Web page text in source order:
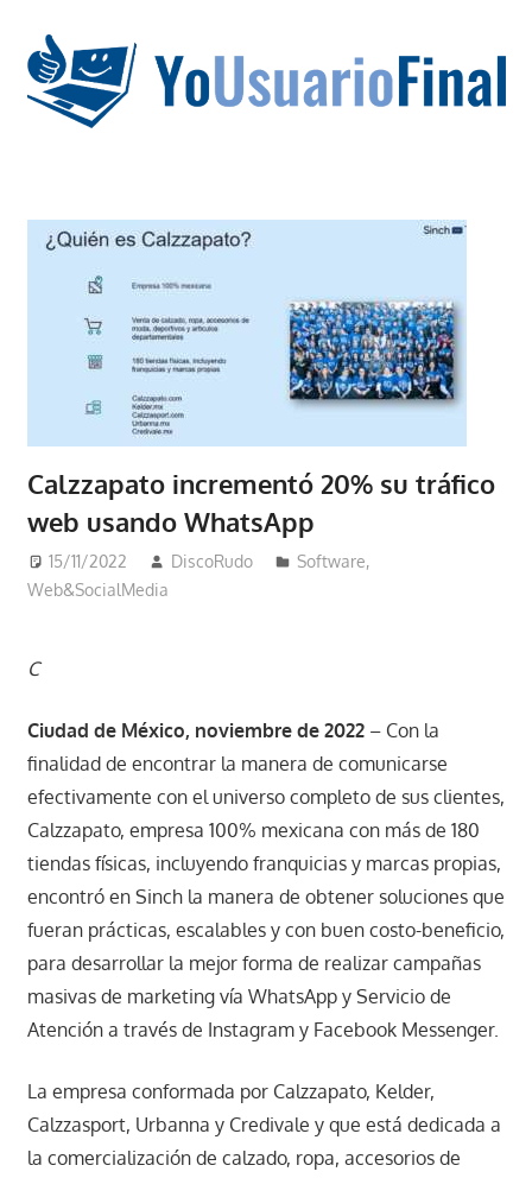
contenido
no
Calzzapato incrementó 20% su tráfico
web usando WhatsApp
15/11/2022 DiscoRudo Software,
Web&SocialMedia
C
Ciudad de México, noviembre de 2022– Con la
finalidad de encontrar la manera de comunicarse
efectivamente con el universo completo de sus clientes,
Calzzapato, empresa 100% mexicana con más de 180
tiendas físicas, incluyendo franquicias y marcas propias,
encontró en Sinch la manera de obtener soluciones que
fueran prácticas, escalables y con buen costo-beneficio,
para desarrollar la mejor forma de realizar campañas
masivas de marketing vía WhatsApp y Servicio de
Atención a través de Instagram y Facebook Messenger.
La empresa conformada por Calzzapato, Kelder,
Calzzasport, Urbanna y Credivale y que está dedicada a
la comercialización de calzado, ropa, accesorios de